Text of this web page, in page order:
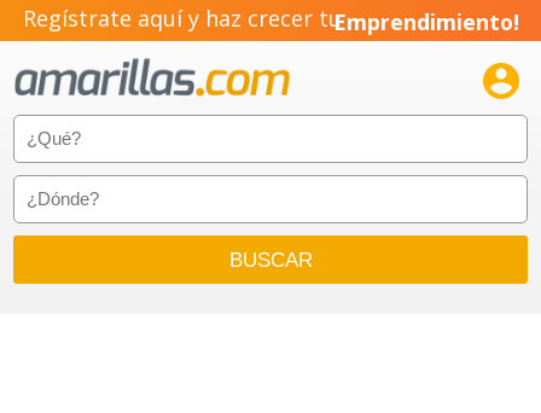
Regístrate aquí y haz crecer tuEmprendimiento!
